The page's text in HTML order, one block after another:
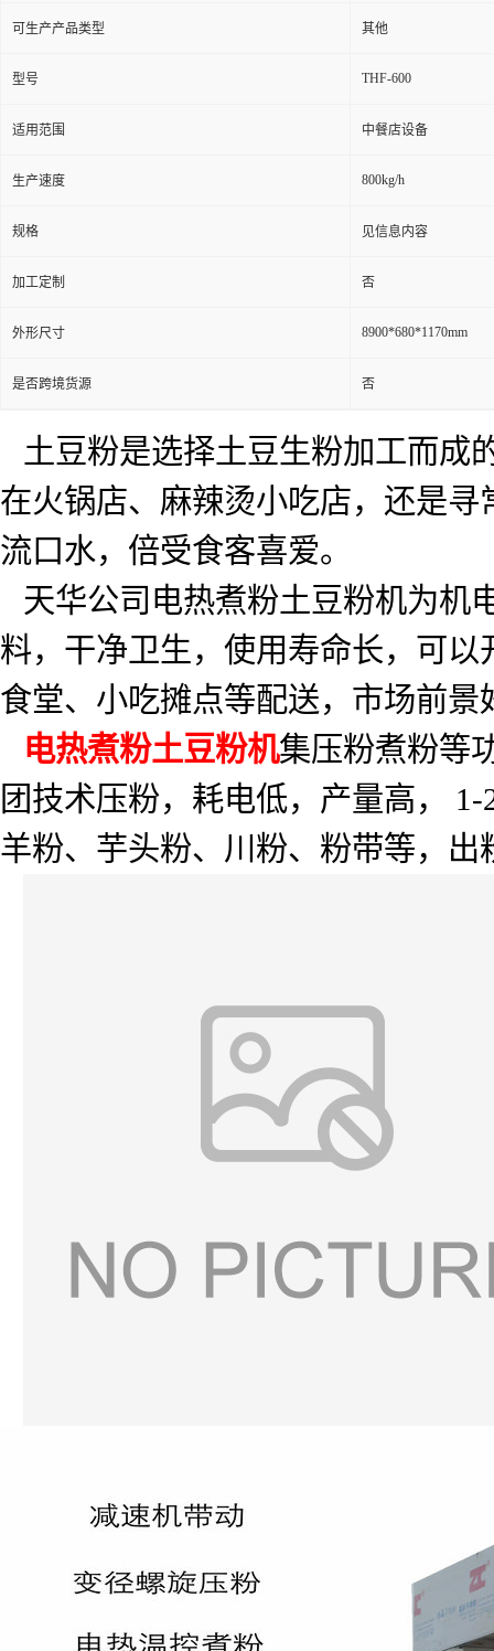
可生产产品类型 其他
型号 THF-600
适用范围 中餐店设备
生产速度 800kg/h
规格 见信息内容
加工定制 否
外形尺寸 8900*680*1170mm
是否跨境货源 否
土豆粉是选择土豆生粉加工而成
在火锅店、麻辣烫小吃店，还是寻
流口水，倍受食客喜爱。
天华公司电热煮粉土豆粉机为机
料，干净卫生，使用寿命长，可
食堂、小吃摊点等配送，市场前
电热煮粉土豆粉机集压粉煮粉等
团技术压粉，耗电低，产量高，
1-
羊粉、芋头粉、川粉、粉带等，